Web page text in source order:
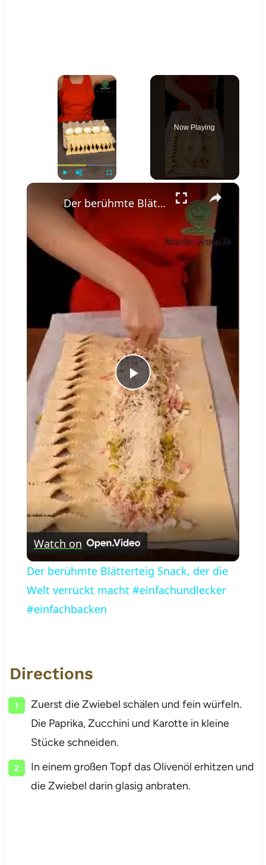
×
Now Playing
×
Play
Video
Der berühmte Blätterteig Snack, der die Welt verrückt macht #einfachundlecker #einfachbacken
Watch on
Der berühmte Blätterteig Snack, der die
Welt verrückt macht #einfachundlecker
#einfachbacken
Directions
Zuerst die Zwiebel schälen und fein würfeln.
Die Paprika, Zucchini und Karotte in kleine
Stücke schneiden.
In einem großen Topf das Olivenöl erhitzen und
die Zwiebel darin glasig anbraten.